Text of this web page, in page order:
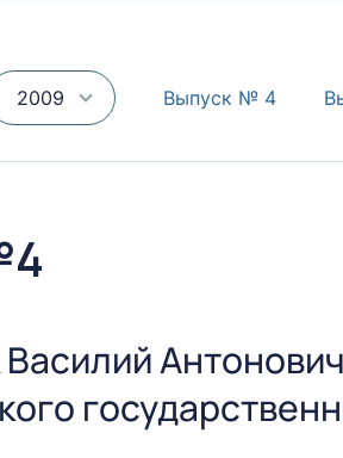
2009 Выпуск № 4